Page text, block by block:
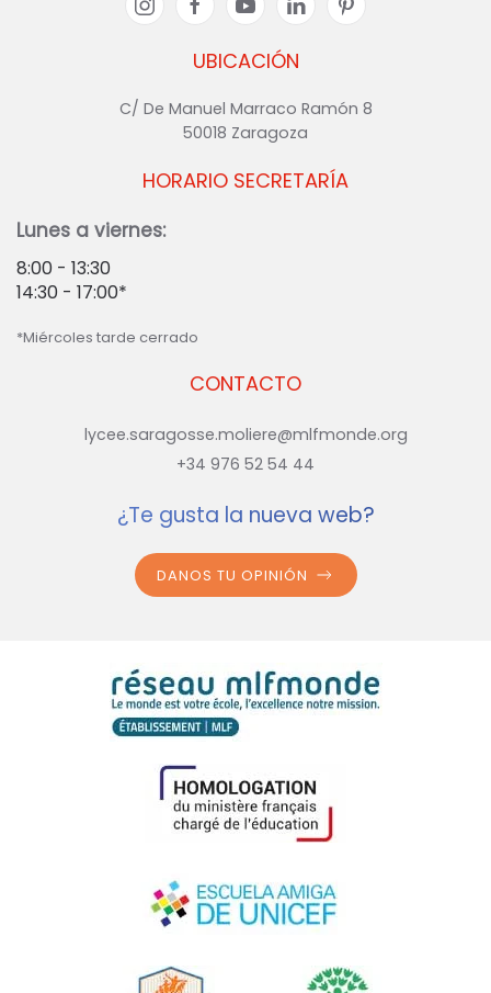
UBICACIÓN
C/ De Manuel Marraco Ramón 8
50018 Zaragoza
CONTACTO
lycee.saragosse.moliere@mlfmonde.org
+34 976 52 54 44
HORARIO SECRETARÍA
Lunes a viernes:
8:00 - 13:30
14:30 - 17:00*
*Miércoles tarde cerrado
¿Te gusta la nueva web?
DANOS TU OPINIÓN